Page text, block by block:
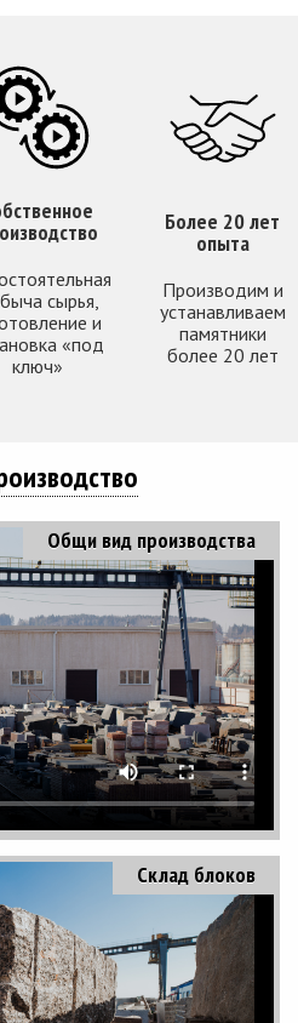
сырья,
и
«под
ключ»
Более 20 лет
опыта
Производим и
устанавливаем
памятники
более 20 лет
Общи вид производства
Склад блоков